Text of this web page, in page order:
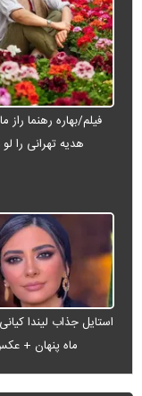
فیلم/بهاره رهنما راز
هدیه تهرانی را لو
استایل جذاب لیندا
ماه پنهان +